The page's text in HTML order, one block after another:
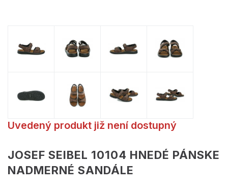
Uvedený produkt již není dostupný
JOSEF SEIBEL 10104 HNEDÉ PÁNSKE
NADMERNÉ SANDÁLE